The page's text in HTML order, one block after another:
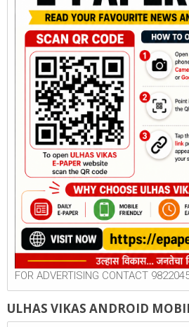
FOR ADVERTISING CONTACT
ULHAS VIKAS ANDROID